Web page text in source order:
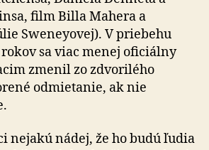
film Billa Mahera a
Sweneyovej). V priebehu
sa viac menej oficiálny
zmenil zo zdvorilého
odmietanie, ak nie
nejakú nádej, že ho budú ľudia